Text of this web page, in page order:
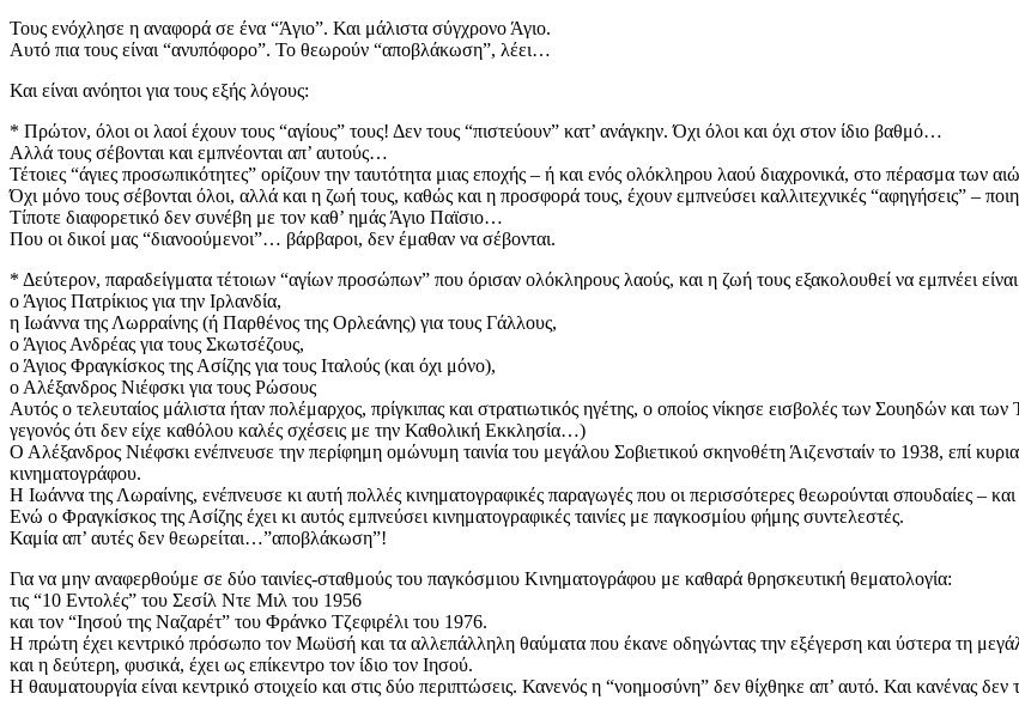
Τους ενόχλησε η αναφορά σε ένα “Άγιο”. Και μάλιστα σύγχρονο Άγιο.
Αυτό πια τους είναι “ανυπόφορο”. Το θεωρούν “αποβλάκωση”, λέει…
Και είναι ανόητοι για τους εξής λόγους:
* Πρώτον, όλοι οι λαοί έχουν τους “αγίους” τους! Δεν τους “πιστεύουν” κατ’ ανάγκην. Όχι όλοι και όχι στον ίδιο βαθμό…
Αλλά τους σέβονται και εμπνέονται απ’ αυτούς…
Τέτοιες “άγιες προσωπικότητες” ορίζουν την ταυτότητα μιας εποχής – ή και ενός ολόκληρου λαού διαχρονικά, στο πέρασμα των
Όχι μόνο τους σέβονται όλοι, αλλά και η ζωή τους, καθώς και η προσφορά τους, έχουν εμπνεύσει καλλιτεχνικές “αφηγήσεις” –
Τίποτε διαφορετικό δεν συνέβη με τον καθ’ ημάς Άγιο Παϊσιο…
Που οι δικοί μας “διανοούμενοι”… βάρβαροι, δεν έμαθαν να σέβονται.
* Δεύτερον, παραδείγματα τέτοιων “αγίων προσώπων” που όρισαν ολόκληρους λαούς, και η ζωή τους εξακολουθεί να εμπνέει
ο Άγιος Πατρίκιος για την Ιρλανδία,
η Ιωάννα της Λωρραίνης (ή Παρθένος της Ορλεάνης) για τους Γάλλους,
ο Άγιος Ανδρέας για τους Σκωτσέζους,
ο Άγιος Φραγκίσκος της Ασίζης για τους Ιταλούς (και όχι μόνο),
ο Αλέξανδρος Νιέφσκι για τους Ρώσους
Αυτός ο τελευταίος μάλιστα ήταν πολέμαρχος, πρίγκιπας και στρατιωτικός ηγέτης, ο οποίος νίκησε εισβολές των Σουηδών και
γεγονός ότι δεν είχε καθόλου καλές σχέσεις με την Καθολική Εκκλησία…)
Ο Αλέξανδρος Νιέφσκι ενέπνευσε την περίφημη ομώνυμη ταινία του μεγάλου Σοβιετικού σκηνοθέτη Άιζενσταίν το 1938, επί
κινηματογράφου.
Η Ιωάννα της Λωραίνης, ενέπνευσε κι αυτή πολλές κινηματογραφικές παραγωγές που οι περισσότερες θεωρούνται σπουδαίες –
Ενώ ο Φραγκίσκος της Ασίζης έχει κι αυτός εμπνεύσει κινηματογραφικές ταινίες με παγκοσμίου φήμης συντελεστές.
Καμία απ’ αυτές δεν θεωρείται…”αποβλάκωση”!
Για να μην αναφερθούμε σε δύο ταινίες-σταθμούς του παγκόσμιου Κινηματογράφου με καθαρά θρησκευτική θεματολογία:
τις “10 Εντολές” του Σεσίλ Ντε Μιλ του 1956
και τον “Ιησού της Ναζαρέτ” του Φράνκο Τζεφιρέλι του 1976.
Η πρώτη έχει κεντρικό πρόσωπο τον Μωϋσή και τα αλλεπάλληλη θαύματα που έκανε οδηγώντας την εξέγερση και ύστερα τη
και η δεύτερη, φυσικά, έχει ως επίκεντρο τον ίδιο τον Ιησού.
Η θαυματουργία είναι κεντρικό στοιχείο και στις δύο περιπτώσεις. Κανενός η “νοημοσύνη” δεν θίχθηκε απ’ αυτό. Και κανένας